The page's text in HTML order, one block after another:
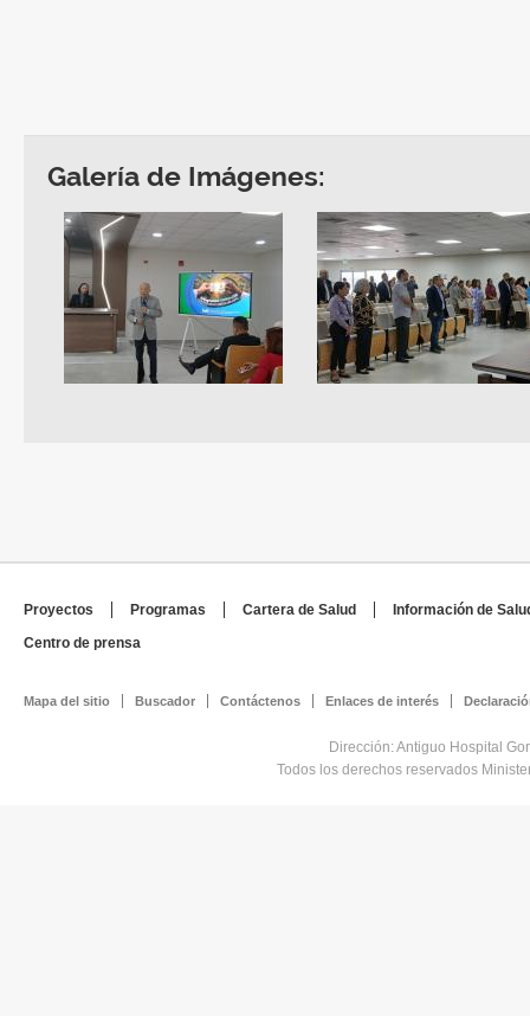
Galería de Imágenes:
Proyectos Programas Cartera de Salud
Información de
Centro de prensa
Mapa del sitio Buscador Contáctenos Enlaces de interés
Dirección: Antiguo Hospital
Todos los derechos reservados